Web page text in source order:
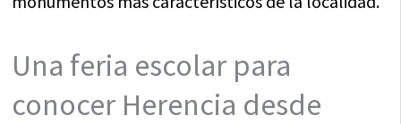
Una feria escolar para
conocer Herencia desde